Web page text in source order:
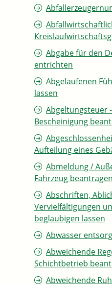
Abgabe für den
entrichten
Abgelaufenen
lassen
Abgeltungsteuer
Bescheinigung
Aufteilung eines
Abmeldung /
Fahrzeug beantragen
Abschriften,
Vervielfältigungen
beglaubigen lassen
Abwasser
Abweichende
Schichtbetrieb
Abweichende